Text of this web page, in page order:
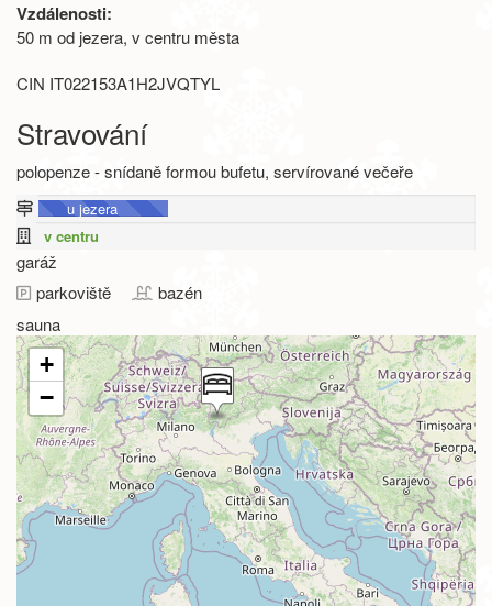
Vzdálenosti:
50 m od jezera, v centru města
CIN IT022153A1H2JVQTYL
Stravování
polopenze - snídaně formou bufetu, servírované večeře
u jezera
v centru
garáž
parkoviště
bazén
sauna
+
−